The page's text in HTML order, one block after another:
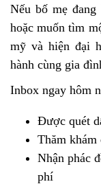
Nếu bố mẹ
hoặc muốn tìm
mỹ và hiện đại
hành cùng gia
Inbox ngay hôm
Được quét
Thăm khám
Nhận phác
phí